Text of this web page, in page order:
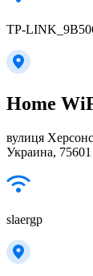
TP-
Home
вулиця
Украина, 75601
slaergp